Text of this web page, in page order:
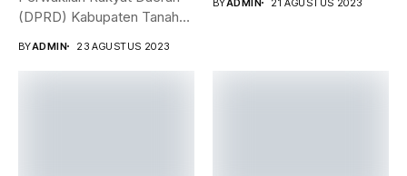
(DPRD) Kabupaten Tanah
BYADMIN 23 AGUSTUS 2023